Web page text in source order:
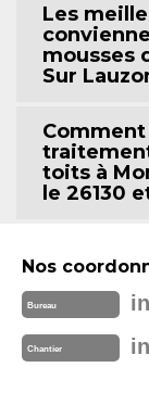
Les
mousses
Sur
toits à
le 26130
Nos
Bureau
Chantier